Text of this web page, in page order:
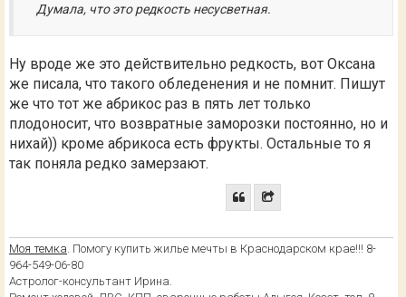
Думала, что это редкость несусветная.
Ну вроде же это действительно редкость, вот Оксана
же писала, что такого обледенения и не помнит. Пишут
же что тот же абрикос раз в пять лет только
плодоносит, что возвратные заморозки постоянно, но и
нихай)) кроме абрикоса есть фрукты. Остальные то я
так поняла редко замерзают.
Моя темка . Помогу купить жилье мечты в Краснодарском крае!!! 8-
964-549-06-80
Астролог-консультант Ирина.